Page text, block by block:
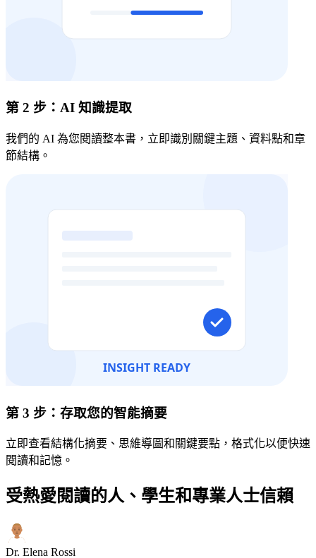
第 2 步：AI 知識提取
我們的 AI 為您閱讀整本書，立即識別關鍵主題、資料點和章
節結構。
第 3 步：存取您的智能摘要
立即查看結構化摘要、思維導圖和關鍵要點，格式化以便快速
閱讀和記憶。
受熱愛閱讀的人、學生和專業人士信賴
Dr. Elena Rossi